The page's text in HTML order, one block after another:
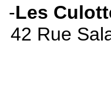
-Les
42 Rue